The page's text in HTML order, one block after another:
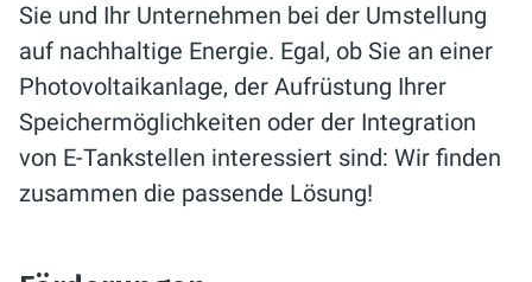
Sie und Ihr Unternehmen bei der Umstellung
auf nachhaltige Energie. Egal, ob Sie an einer
Photovoltaikanlage, der Aufrüstung Ihrer
Speichermöglichkeiten oder der Integration
von E-Tankstellen interessiert sind: Wir finden
zusammen die passende Lösung!